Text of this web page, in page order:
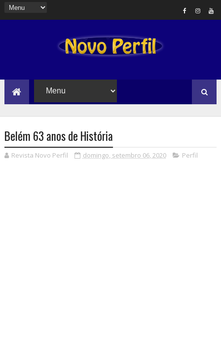
Belém 63 anos de História
Revista Novo Perfil domingo, setembro 06, 2020 Perfil